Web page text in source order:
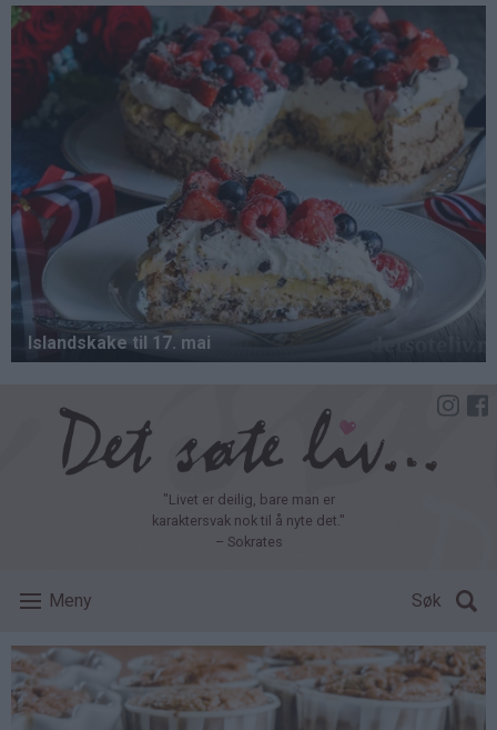
Hopp
hovedinnhold
"Livet er deilig, bare man er
karaktersvak nok til å nyte det."
– Sokrates
Meny Søk